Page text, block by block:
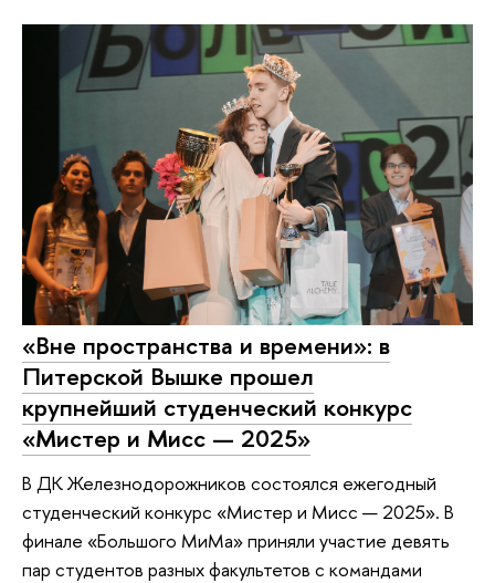
«Вне пространства и времени»: в
Питерской Вышке прошел
крупнейший студенческий конкурс
«Мистер и Мисс — 2025»
В ДК Железнодорожников состоялся ежегодный
студенческий конкурс «Мистер и Мисс — 2025». В
финале «Большого МиМа» приняли участие девять
пар студентов разных факультетов с командами